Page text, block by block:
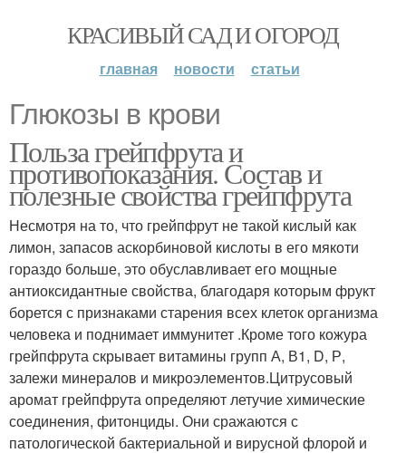
КРАСИВЫЙ САД И ОГОРОД
главная новости статьи
Глюкозы в крови
Польза грейпфрута и
противопоказания. Состав и
полезные свойства грейпфрута
Несмотря на то, что грейпфрут не такой кислый как
лимон, запасов аскорбиновой кислоты в его мякоти
гораздо больше, это обуславливает его мощные
антиоксидантные свойства, благодаря которым фрукт
борется с признаками старения всех клеток организма
человека и поднимает иммунитет .Кроме того кожура
грейпфрута скрывает витамины групп А, В1, D, Р,
залежи минералов и микроэлементов.Цитрусовый
аромат грейпфрута определяют летучие химические
соединения, фитонциды. Они сражаются с
патологической бактериальной и вирусной флорой и